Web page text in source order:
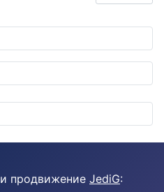
продвижение JediG: